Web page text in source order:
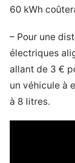
60 kWh
– Pour une
électriques
allant de 3 €
un véhicule à
à 8 litres.